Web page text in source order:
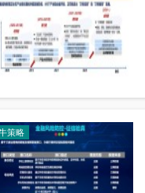
策略